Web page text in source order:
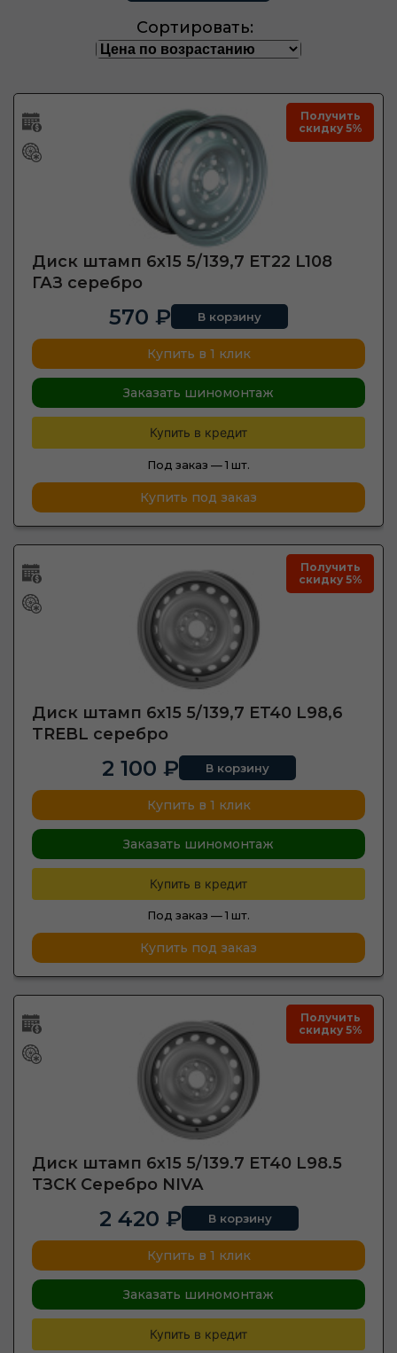
Сортировать:
Получить
скидку 5%
Диск штамп 6х15 5/139,7 ET22 L108
ГАЗ серебро
570 ₽ В корзину
Купить в 1 клик
Заказать шиномонтаж
Купить в кредит
Под заказ — 1 шт.
Купить под заказ
Получить
скидку 5%
Диск штамп 6х15 5/139,7 ET40 L98,6
TREBL серебро
2 100 ₽ В корзину
Купить в 1 клик
Заказать шиномонтаж
Купить в кредит
Под заказ — 1 шт.
Купить под заказ
Получить
скидку 5%
Диск штамп 6x15 5/139.7 ET40 L98.5
ТЗСК Серебро NIVA
2 420 ₽ В корзину
Купить в 1 клик
Заказать шиномонтаж
Купить в кредит